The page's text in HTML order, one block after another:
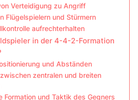
Verteidigung zu Angriff
Flügelspielern und Stürmern
aufrechterhalten
in der 4-4-2-Formation
und Abständen
zentralen und breiten
Formation und Taktik des Gegners